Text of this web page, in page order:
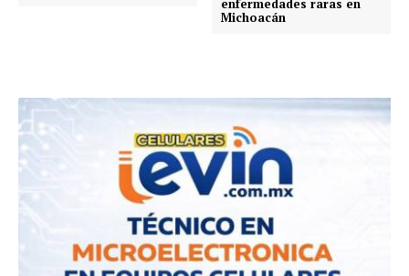
enfermedades raras en
Michoacán